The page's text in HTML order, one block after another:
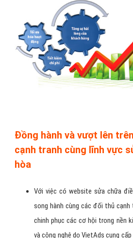
Đồng hành và vượt lên
cạnh tranh cùng lĩnh vực
hòa
Với việc có website sửa chữa
song hành cùng các đối thủ
chinh phục các cơ hội trong nền
và công nghệ do VietAds cung